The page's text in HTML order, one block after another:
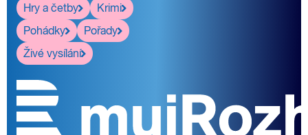
Hry a četby
Krimi
Pohádky
Pořady
Živé vysílání